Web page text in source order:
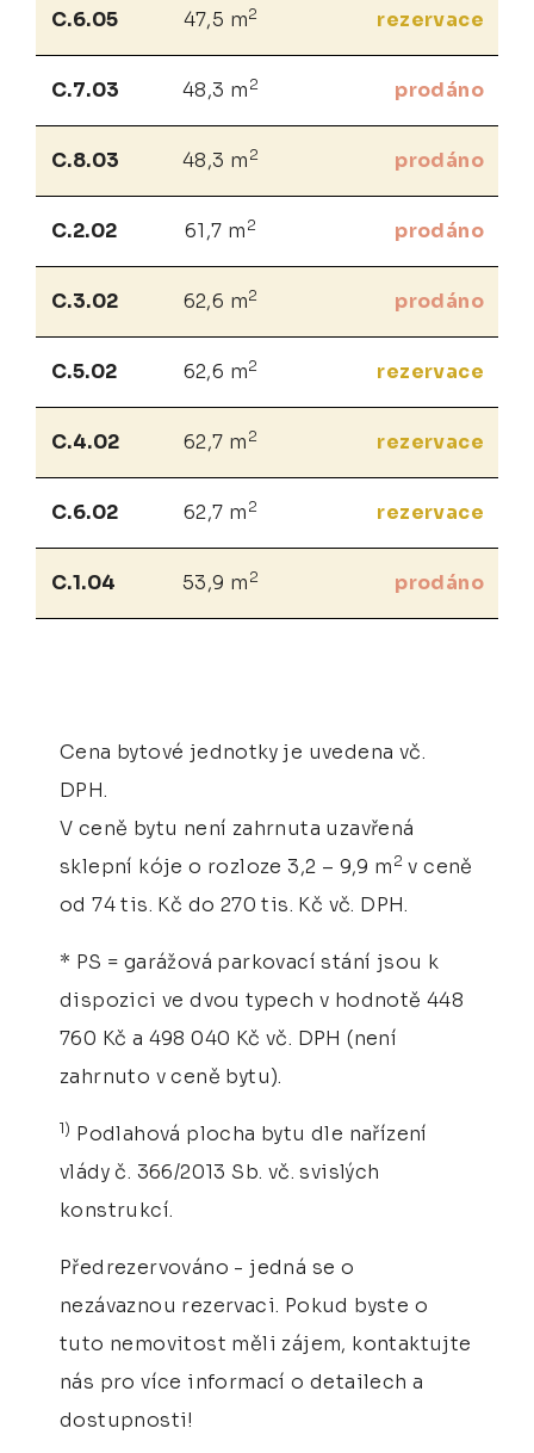
C.6.05 47,5 m2 rezervace
C.7.03 48,3 m 2 prodáno
C.8.03 48,3 m 2 prodáno
C.2.02 61,7 m 2 prodáno
C.3.02 62,6 m2 prodáno
C.5.02 62,6 m2 rezervace
C.4.02 62,7 m 2 rezervace
C.6.02 62,7 m 2 rezervace
C.1.04 53,9 m 2 prodáno
Cena bytové jednotky je uvedena vč.
DPH.
V ceně bytu není zahrnuta uzavřená
sklepní kóje o rozloze 3,2 – 9,9 m 2 v ceně
od 74 tis. Kč do 270 tis. Kč vč. DPH.
* PS = garážová parkovací stání jsou k
dispozici ve dvou typech v hodnotě 448
760 Kč a 498 040 Kč vč. DPH (není
zahrnuto v ceně bytu).
1) Podlahová plocha bytu dle nařízení
vlády č. 366/2013 Sb. vč. svislých
konstrukcí.
Předrezervováno - jedná se o
nezávaznou rezervaci. Pokud byste o
tuto nemovitost měli zájem, kontaktujte
nás pro více informací o detailech a
dostupnosti!